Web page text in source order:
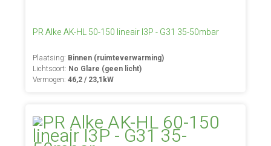
PR Alke AK-HL 50-150 lineair I3P - G31 35-50mbar
Plaatsing: Binnen (ruimteverwarming)
Lichtsoort: No Glare (geen licht)
Vermogen:46,2 / 23,1kW